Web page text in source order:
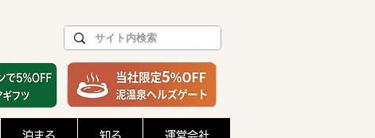
泊まる 知る 運営会社